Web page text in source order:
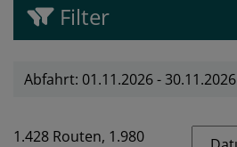
Filter
Abfahrt: 01.11.2026 - 30.11.2026
1.428 Routen, 1.980